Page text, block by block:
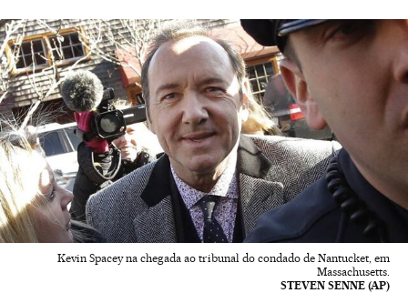
Kevin Spacey na chegada ao tribunal do condado de Nantucket, em
Massachusetts.
STEVEN SENNE (AP)